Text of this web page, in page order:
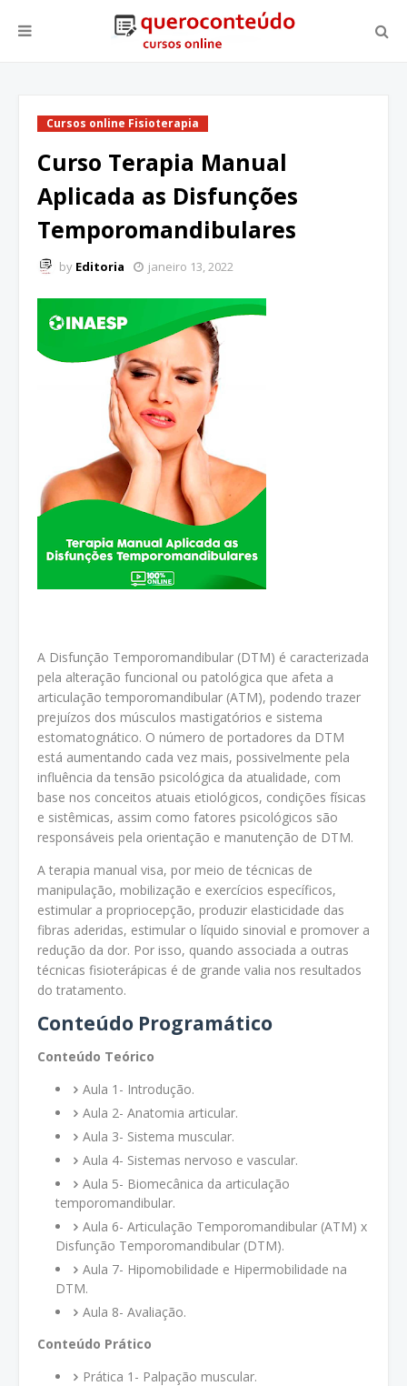
Cursos online Fisioterapia
Curso Terapia Manual
Aplicada as Disfunções
Temporomandibulares
by Editoria janeiro 13, 2022
A Disfunção Temporomandibular (DTM) é caracterizada
pela alteração funcional ou patológica que afeta a
articulação temporomandibular (ATM), podendo trazer
prejuízos dos músculos mastigatórios e sistema
estomatognático. O número de portadores da DTM
está aumentando cada vez mais, possivelmente pela
influência da tensão psicológica da atualidade, com
base nos conceitos atuais etiológicos, condições físicas
e sistêmicas, assim como fatores psicológicos são
responsáveis pela orientação e manutenção de DTM.
A terapia manual visa, por meio de técnicas de
manipulação, mobilização e exercícios específicos,
estimular a propriocepção, produzir elasticidade das
fibras aderidas, estimular o líquido sinovial e promover a
redução da dor. Por isso, quando associada a outras
técnicas fisioterápicas é de grande valia nos resultados
do tratamento.
Conteúdo Programático
Conteúdo Teórico
Aula 1- Introdução.
Aula 2- Anatomia articular.
Aula 3- Sistema muscular.
Aula 4- Sistemas nervoso e vascular.
Aula 5- Biomecânica da articulação
temporomandibular.
Aula 6- Articulação Temporomandibular (ATM) x
Disfunção Temporomandibular (DTM).
Aula 7- Hipomobilidade e Hipermobilidade na
DTM.
Aula 8- Avaliação.
Conteúdo Prático
Prática 1- Palpação muscular.